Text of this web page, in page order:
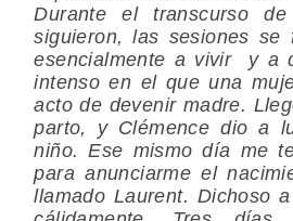
Durante el transcurso
siguieron, las sesiones se
esencialmente a vivir y a
intenso en el que una
acto de devenir madre.
parto, y Clémence dio a
niño. Ese mismo día me
para anunciarme el
llamado Laurent. Dichoso